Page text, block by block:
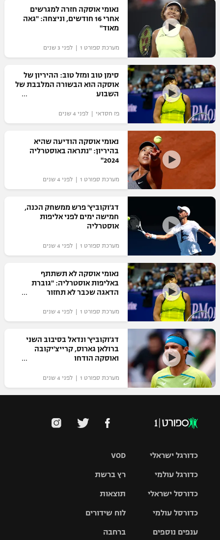
נאומי אוסקה חזרה למגרשים
אחרי 16 חודשים, וניצחה: "גאה
מאוד"
מערכת ספורט 1 | לפני 3 שנים
סימן טוב ומזל טוב: ההיריון של
אוסקה הוא הבשורה המלבבת של
השבוע
פז חסדאי | לפני 4 שנים
נאומי אוסקה הודיעה שהיא
בהיריון: "נתראה באוסטרליה
2024"
מערכת ספורט 1 | לפני 4 שנים
דג'וקוביץ' פרש ממשחק הכנה,
חמישה ימים לפני אליפות
אוסטרליה
מערכת ספורט 1 | לפני 4 שנים
נאומי אוסקה לא תשתתף
באליפות אוסטרליה: "גוברת
הדאגה שכבר לא תחזור
מערכת ספורט 1 | לפני 4 שנים
דג'וקוביץ' ונדאל בסיבוב השני
ברולאן גארוס, קרייצ'יקובה
ואוסקה הודחו
מערכת ספורט 1 | לפני 4 שנים
VOD
רץ ברשת
תוצאות
לוח שידורים
ברחבה
כדורגל ישראלי
גביע הטוטו
כדורגל עולמי
האלופות
ליגה
כדורסל ישראלי
סל
כדורסל עולמי
ענפים נוספים